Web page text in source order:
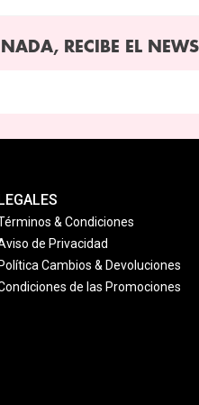
RECIBE EL
& Condiciones
de Privacidad
Política Cambios & Devoluciones
de las Promociones